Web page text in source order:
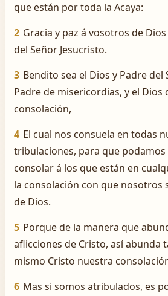
que están por toda la Acaya:
2 Gracia y paz á vosotros de
del Señor Jesucristo.
3 Bendito sea el Dios y Padre del
Padre de misericordias, y el Dios
consolación,
4 El cual nos consuela en todas
tribulaciones, para que
consolar á los que están en
la consolación con que nosotros
de Dios.
5 Porque de la manera que
aflicciones de Cristo, así abunda
mismo Cristo nuestra
6 Mas si somos atribulados, es